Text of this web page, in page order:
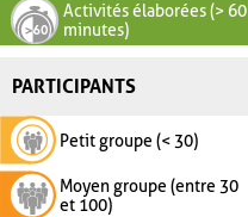
Activités élaborées (> 60
minutes)
PARTICIPANTS
Petit groupe (< 30)
Moyen groupe (entre 30
et 100)